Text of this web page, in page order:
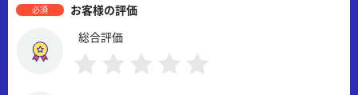
必須
お客様の評価
総合評価